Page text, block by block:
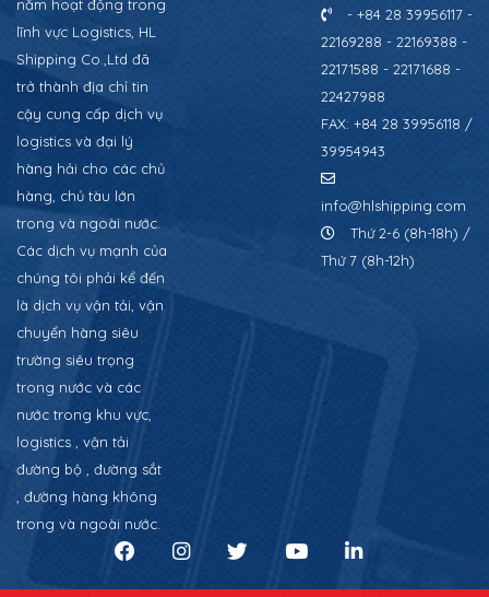
năm hoạt động trong
lĩnh vực Logistics, HL
Shipping Co.,Ltd đã
trở thành địa chỉ tin
cậy cung cấp dịch vụ
logistics và đại lý
hàng hải cho các chủ
hàng, chủ tàu lớn
trong và ngoài nước.
Các dịch vụ mạnh của
chúng tôi phải kể đến
là dịch vụ vận tải, vận
chuyển hàng siêu
trường siêu trọng
trong nước và các
nước trong khu vực,
logistics , vận tải
đường bộ , đường sắt
, đường hàng không
trong và ngoài nước.
- +84 28 39956117 -
22169288 - 22169388 -
22171588 - 22171688 -
22427988
FAX: +84 28 39956118 /
39954943
info@hlshipping.com
Thứ 2-6 (8h-18h) /
Thứ 7 (8h-12h)